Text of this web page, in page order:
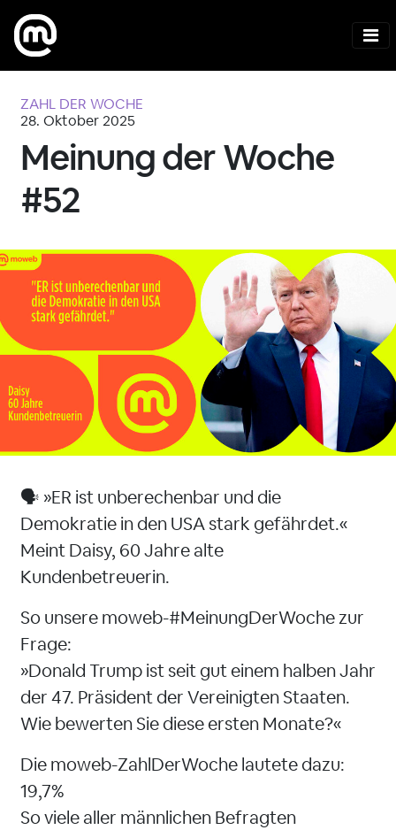
ZAHL DER WOCHE
28. Oktober 2025
Meinung der Woche
#52
🗣️ »ER ist unberechenbar und die
Demokratie in den USA stark gefährdet.«
Meint Daisy, 60 Jahre alte
Kundenbetreuerin.
So unsere moweb-#MeinungDerWoche zur
Frage:
»Donald Trump ist seit gut einem halben Jahr
der 47. Präsident der Vereinigten Staaten.
Wie bewerten Sie diese ersten Monate?«
Die moweb-ZahlDerWoche lautete dazu:
19,7%
So viele aller männlichen Befragten